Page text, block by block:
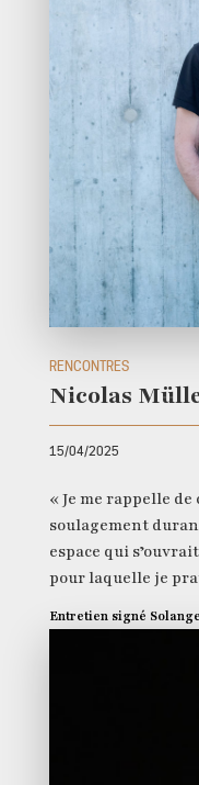
RENCONTRES
Nicolas
15/04/2025
« Je me rappelle
soulagement
espace qui
pour laquelle je
Entretien signé